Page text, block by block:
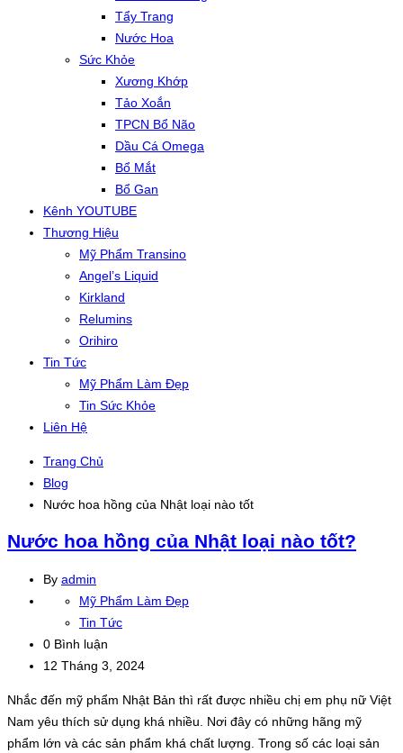
Tẩy Trang
Nước Hoa
Sức Khỏe
Xương Khớp
Tảo Xoắn
TPCN Bổ Não
Dầu Cá Omega
Bổ Mắt
Bổ Gan
Kênh YOUTUBE
Thương Hiệu
Mỹ Phẩm Transino
Angel’s Liquid
Kirkland
Relumins
Orihiro
Tin Tức
Mỹ Phẩm Làm Đẹp
Tin Sức Khỏe
Liên Hệ
Trang Chủ
Blog
Nước hoa hồng của Nhật loại nào tốt
Nước hoa hồng của Nhật loại nào tốt?
By admin
Mỹ Phẩm Làm Đẹp
Tin Tức
0 Bình luận
12 Tháng 3, 2024
Nhắc đến mỹ phẩm Nhật Bản thì rất được nhiều chị em phụ nữ Việt
Nam yêu thích sử dụng khá nhiều. Nơi đây có những hãng mỹ
phẩm lớn và các sản phẩm khá chất lượng. Trong số các loại sản